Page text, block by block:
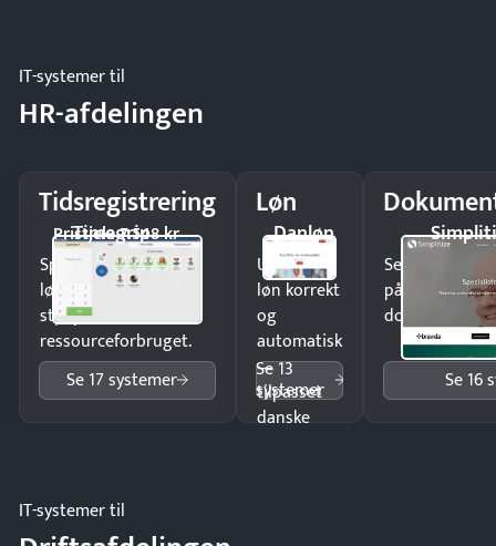
IT-systemer til
HR-afdelingen
Tidsregistrering
Timegrip
Pristjek: 7.548 kr
Spar tid på
lønberegning og få
styr på
ressourceforbruget.
Se 17 systemer
Løn
Danløn
Udbetal
løn korrekt
og
automatisk
—
tilpasset
danske
Se 13
systemer
Send
på minutter
dokumenter.
Se 16
IT-systemer til